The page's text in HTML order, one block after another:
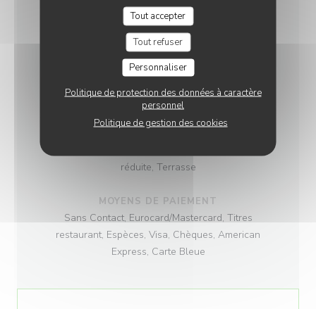
Tout accepter
Tout refuser
Personnaliser
Politique de protection des données à caractère
personnel
Politique de gestion des cookies
CUISINE
Fait maison, Produits frais, Traditionnel, Terroir
Cuisine Française
Wifi, Privatisation, Accès aux personnes à mobilité
réduite, Terrasse
MOYENS DE PAIEMENT
Sans Contact, Eurocard/Mastercard, Titres
restaurant, Espèces, Visa, Chèques, American
Express, Carte Bleue